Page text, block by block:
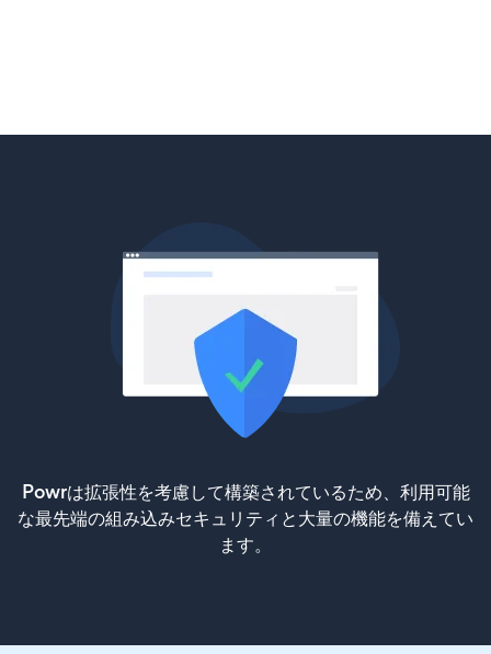
Powrは拡張性を考慮して構築されているため、利用可能
な最先端の組み込みセキュリティと大量の機能を備えてい
ます。